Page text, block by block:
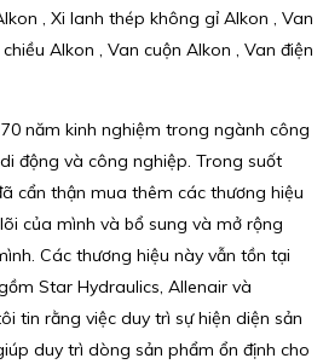
, Xi lanh thép không gỉ Alkon , Van
Alkon , Van cuộn Alkon , Van điện
năm kinh nghiệm trong ngành công
động và công nghiệp. Trong suốt
cẩn thận mua thêm các thương hiệu
của mình và bổ sung và mở rộng
Các thương hiệu này vẫn tồn tại
Star Hydraulics, Allenair và
tin rằng việc duy trì sự hiện diện sản
duy trì dòng sản phẩm ổn định cho